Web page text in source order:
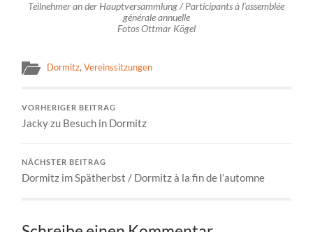
Teilnehmer an der Hauptversammlung / Participants à l’assemblée
générale annuelle
Fotos Ottmar Kögel
Dormitz,Vereinssitzungen
VORHERIGER BEITRAG
Jacky zu Besuch in Dormitz
NÄCHSTER BEITRAG
Dormitz im Spätherbst / Dormitz à la fin de l’automne